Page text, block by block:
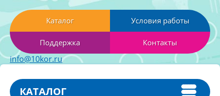
Каталог Условия работы
Поддержка Контакты
info@10kor.ru
КАТАЛОГ